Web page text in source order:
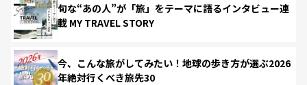
旬な“あの人”が「旅」をテーマに語るインタビュー連
載 MY TRAVEL STORY
今、こんな旅がしてみたい！地球の歩き方が選ぶ2026
年絶対行くべき旅先30